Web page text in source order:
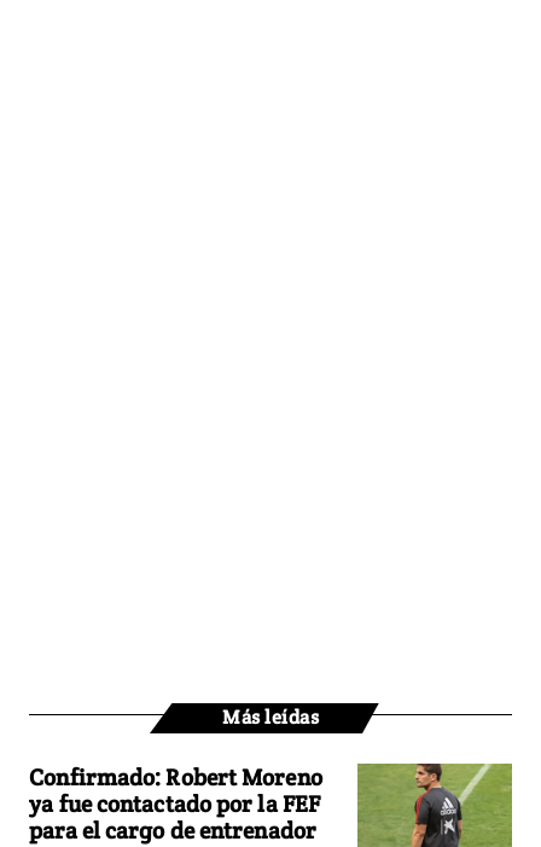
Más leídas
Confirmado: Robert Moreno
ya fue contactado por la FEF
para el cargo de entrenador